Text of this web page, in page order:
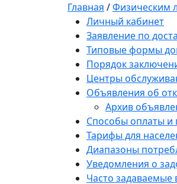
Главная /Физическим
Личный кабинет
Заявление по
Типовые формы
Порядок
Центры
Объявления об
Архив
Способы оплаты и
Тарифы для
Диапазоны
Уведомления о
Часто задаваемые